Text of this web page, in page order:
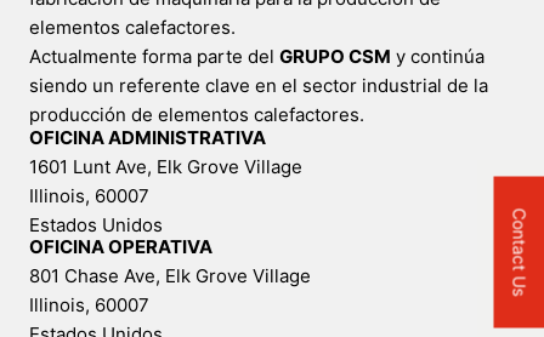
elementos calefactores.
Actualmente forma parte del GRUPO CSM y continúa
siendo un referente clave en el sector industrial de la
producción de elementos calefactores.
OFICINA ADMINISTRATIVA
1601 Lunt Ave, Elk Grove Village
Illinois, 60007
Estados Unidos
OFICINA OPERATIVA
801 Chase Ave, Elk Grove Village
Illinois, 60007
Contact Us